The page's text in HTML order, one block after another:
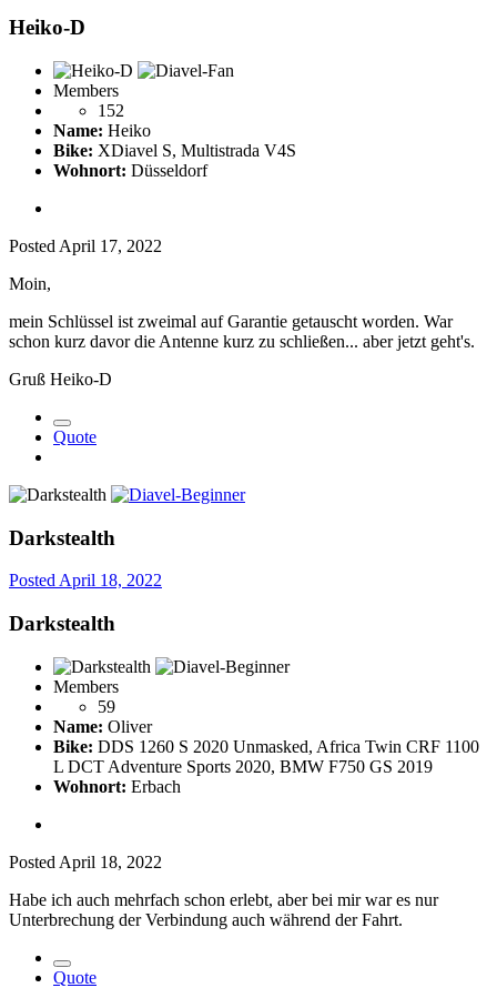
Heiko-D
Members
152
Name: Heiko
Bike: XDiavel S, Multistrada V4S
Wohnort: Düsseldorf
Posted April 17, 2022
Moin,
mein Schlüssel ist zweimal auf Garantie getauscht worden. War
schon kurz davor die Antenne kurz zu schließen... aber jetzt geht's.
Gruß Heiko-D
Quote
Darkstealth
Posted April 18, 2022
Darkstealth
Members
59
Name: Oliver
Bike: DDS 1260 S 2020 Unmasked, Africa Twin CRF 1100
L DCT Adventure Sports 2020, BMW F750 GS 2019
Wohnort: Erbach
Posted April 18, 2022
Habe ich auch mehrfach schon erlebt, aber bei mir war es nur
Unterbrechung der Verbindung auch während der Fahrt.
Quote